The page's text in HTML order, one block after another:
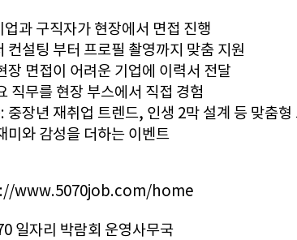
과 구직자가 현장에서 면접 진행
컨설팅 부터 프로필 촬영까지 맞춤 지원
장 면접이 어려운 기업에 이력서 전달
직무를 현장 부스에서 직접 경험
중장년 재취업 트렌드, 인생 2막 설계 등 맞춤형
미와 감성을 더하는 이벤트
www.5070job.com/home​​
일자리 박람회 운영사무국